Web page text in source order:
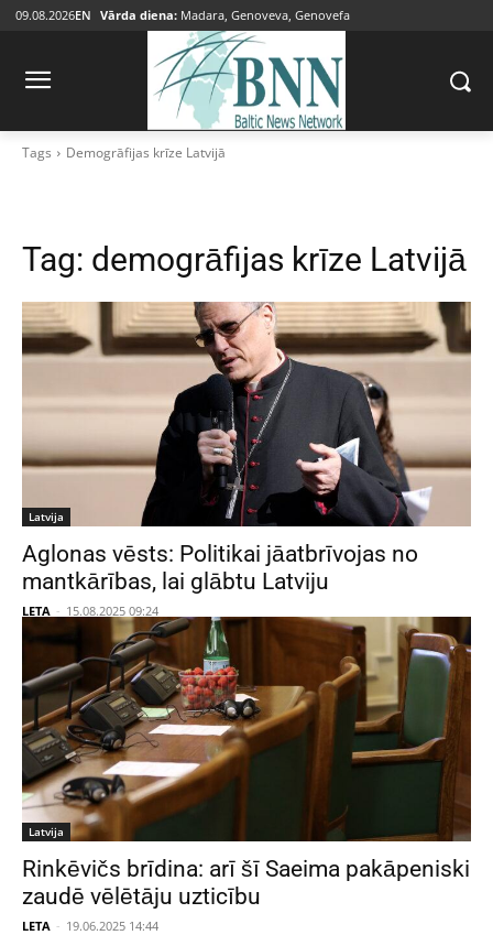
09.08.2026EN Vārda diena: Madara, Genoveva, Genovefa
Tags Demogrāfijas krīze Latvijā
Tag: demogrāfijas krīze Latvijā
Latvija
Aglonas vēsts: Politikai jāatbrīvojas no
mantkārības, lai glābtu Latviju
LETA - 15.08.2025 09:24
Latvija
Rinkēvičs brīdina: arī šī Saeima pakāpeniski
zaudē vēlētāju uzticību
LETA - 19.06.2025 14:44